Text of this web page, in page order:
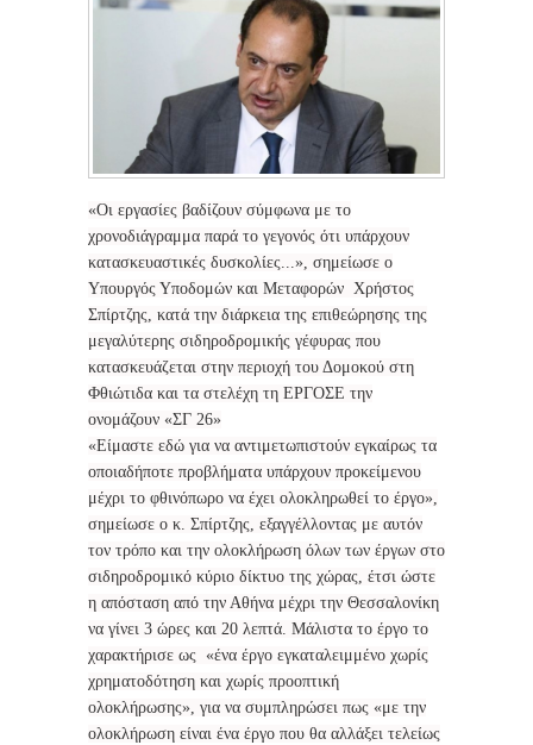
«Oι εργασίες βαδίζουν σύμφωνα με το
χρονοδιάγραμμα παρά το γεγονός ότι υπάρχουν
κατασκευαστικές δυσκολίες...», σημείωσε ο
Υπουργός Υποδομών και Μεταφορών Χρήστος
Σπίρτζης, κατά την διάρκεια της επιθεώρησης της
μεγαλύτερης σιδηροδρομικής γέφυρας που
κατασκευάζεται στην περιοχή του Δομοκού στη
Φθιώτιδα και τα στελέχη τη ΕΡΓΟΣΕ την
ονομάζουν «ΣΓ 26»
«Είμαστε εδώ για να αντιμετωπιστούν εγκαίρως τα
οποιαδήποτε προβλήματα υπάρχουν προκείμενου
μέχρι το φθινόπωρο να έχει ολοκληρωθεί το έργο»,
σημείωσε ο κ. Σπίρτζης, εξαγγέλλοντας με αυτόν
τον τρόπο και την ολοκλήρωση όλων των έργων στο
σιδηροδρομικό κύριο δίκτυο της χώρας, έτσι ώστε
η απόσταση από την Αθήνα μέχρι την Θεσσαλονίκη
να γίνει 3 ώρες και 20 λεπτά. Μάλιστα το έργο το
χαρακτήρισε ως «ένα έργο εγκαταλειμμένο χωρίς
χρηματοδότηση και χωρίς προοπτική
ολοκλήρωσης», για να συμπληρώσει πως «με την
ολοκλήρωση είναι ένα έργο που θα αλλάξει τελείως